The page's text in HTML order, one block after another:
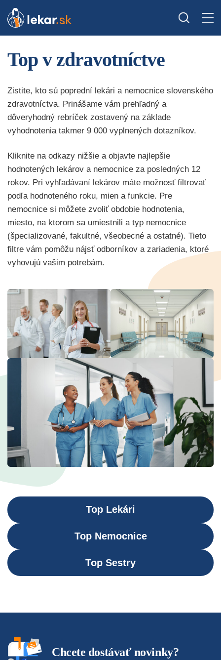
Top v zdravotníctve
Zistite, kto sú poprední lekári a nemocnice slovenského
zdravotníctva. Prinášame vám prehľadný a
dôveryhodný rebríček zostavený na základe
vyhodnotenia takmer 9 000 vyplnených dotazníkov.
Kliknite na odkazy nižšie a objavte najlepšie
hodnotených lekárov a nemocnice za posledných 12
rokov. Pri vyhľadávaní lekárov máte možnosť filtrovať
podľa hodnoteného roku, mien a funkcie. Pre
nemocnice si môžete zvoliť obdobie hodnotenia,
miesto, na ktorom sa umiestnili a typ nemocnice
(špecializované, fakultné, všeobecné a ostatné). Tieto
filtre vám pomôžu nájsť odborníkov a zariadenia, ktoré
vyhovujú vašim potrebám.
Top Lekári
Top Nemocnice
Top Sestry
Chcete dostávať novinky?